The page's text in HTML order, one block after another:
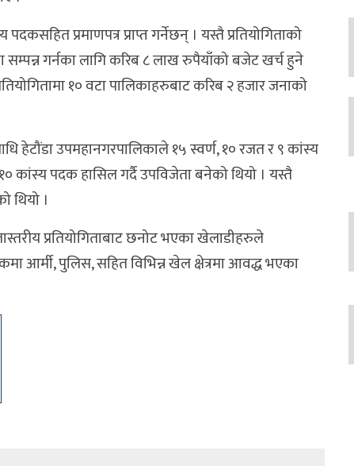
प्रमाणपत्र प्राप्त गर्नेछन् । यस्तै प्रतियोगिताको
सम्पन्न गर्नका लागि करिब ८ लाख रुपैयाँको बजेट खर्च हुने
१० वटा पालिकाहरुबाट करिब २ हजार जनाको
हेटौंडा उपमहानगरपालिकाले १५ स्वर्ण, १० रजत र ९ कांस्य
कांस्य पदक हासिल गर्दै उपविजेता बनेको थियो । यस्तै
थियो ।
प्रतियोगिताबाट छनोट भएका खेलाडीहरुले
आर्मी, पुलिस, सहित विभिन्न खेल क्षेत्रमा आवद्ध भएका